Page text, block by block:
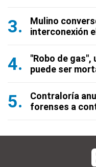
Mulino
interconexión
"Robo de gas",
puede ser
Contraloría
forenses a